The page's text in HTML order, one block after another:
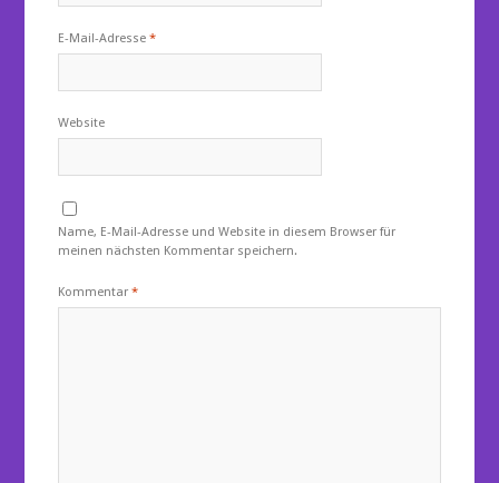
E-Mail-Adresse*
Website
Name, E-Mail-Adresse und Website in diesem Browser für
meinen nächsten Kommentar speichern.
Kommentar*